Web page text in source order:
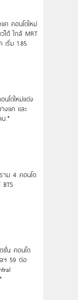
ค คอนโดใหม่
ด้ ใกล้ MRT
เริ่ม 1.85
โดใหม่แต่ง
งแค และ
บ.*
าม 4 คอนโด
ชั่น คอนโด
ฯ 59 ต่อ